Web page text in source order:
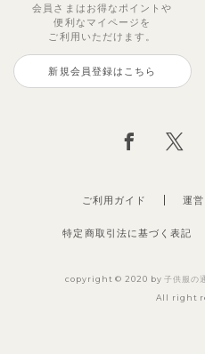
会員さまはお得なポイントや
便利な マイページを
ご利用いただけます。
新規会員登録はこちら
ご利用ガイド 運
特定商取引法に基づく表記
copyright © 2020 by子供服の
All right